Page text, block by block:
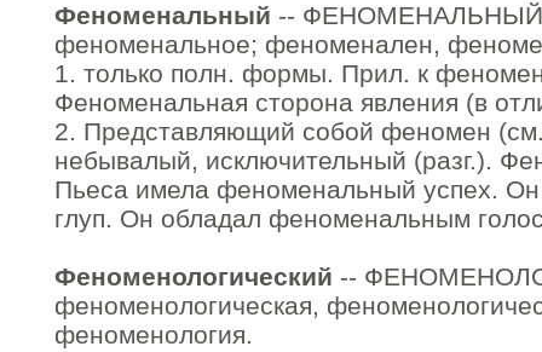
Феноменальный -- ФЕНОМЕНАЛЬНЫЙ
феноменальное; феноменален,
1. только полн. формы. Прил. к
Феноменальная сторона явления (в
2. Представляющий собой феномен
небывалый, исключительный (разг.).
Пьеса имела феноменальный успех.
глуп. Он обладал феноменальным
Феноменологический --
феноменологическая,
феноменология.